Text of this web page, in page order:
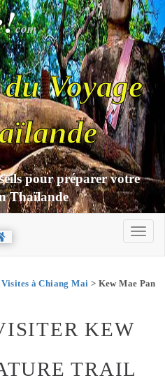
com
Voyage
pour préparer votre
Thaïlande
Visites à Chiang Mai > Kew Mae Pan
KEW
TRAIL